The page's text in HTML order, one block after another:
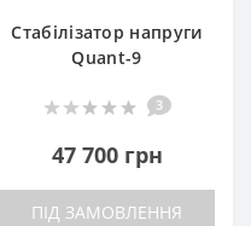
Стабілізатор напруги
Quant-9
3
47 700 грн
ПІД ЗАМОВЛЕННЯ